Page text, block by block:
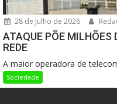
28 de Julho de 2026
ATAQUE PÕE MILHÕES
REDE
A maior operadora de
Sociedade